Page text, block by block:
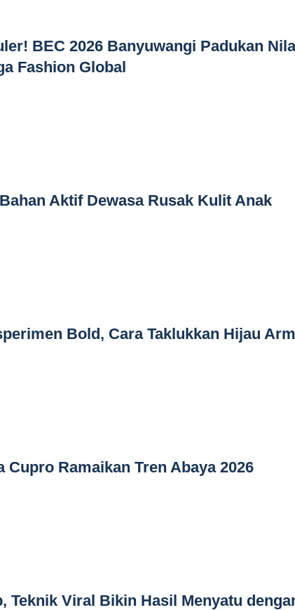
BEC 2026 Banyuwangi Padukan
Fashion Global
Aktif Dewasa Rusak Kulit Anak
Bold, Cara Taklukkan Hijau
Cupro Ramaikan Tren Abaya 2026
Teknik Viral Bikin Hasil Menyatu